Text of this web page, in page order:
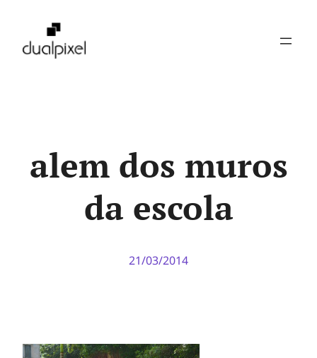
alem dos muros
da escola
21/03/2014